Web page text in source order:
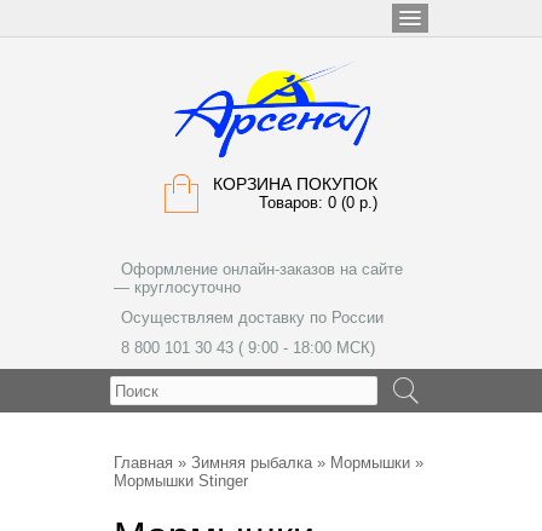
КОРЗИНА ПОКУПОК
Товаров: 0 (0 р.)
Оформление онлайн-заказов на сайте
— круглосуточно
Осуществляем доставку по России
8 800 101 30 43 ( 9:00 - 18:00 МСК)
Главная » Зимняя рыбалка» Мормышки »
Мормышки Stinger